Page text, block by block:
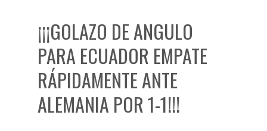
¡¡¡GOLAZO DE ANGULO
PARA ECUADOR EMPATE
RÁPIDAMENTE ANTE
ALEMANIA POR 1-1!!!